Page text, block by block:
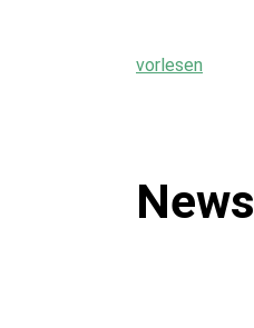
vorlesen
News